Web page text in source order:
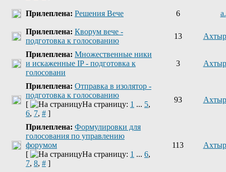
Прилеплена: Решения Вече 6 a.
Прилеплена: Кворум вече -
подготовка к голосованию
13
Прилеплена: Множественные ники
и искаженные IP - подготовка к
голосовани
3
Прилеплена: Отправка в изолятор -
подготовка к голосованию
[
На страницу: 1 ... 5,
6, 7, # ]
93
Прилеплена: Формулировки для
голосования по управлению
форумом
[
На страницу: 1 ... 6,
7, 8, # ]
113